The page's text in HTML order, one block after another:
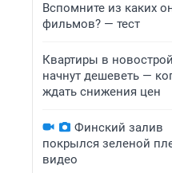
Вспомните из каких
фильмов? — тест
Квартиры в
начнут дешеветь —
ждать снижения цен
Финский залив
покрылся зеленой
видео